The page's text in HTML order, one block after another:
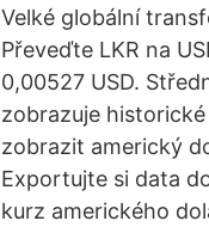
Velké globální
Převeďte LKR na
0,00527 USD.
zobrazuje
zobrazit americký
Exportujte si data
kurz amerického